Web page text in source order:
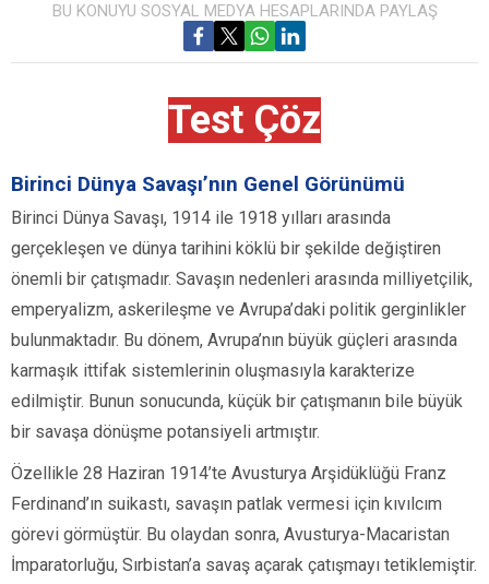
BU KONUYU SOSYAL MEDYA HESAPLARINDA PAYLAŞ
Test Çöz
Birinci Dünya Savaşı’nın Genel Görünümü
Birinci Dünya Savaşı, 1914 ile 1918 yılları arasında
gerçekleşen ve dünya tarihini köklü bir şekilde değiştiren
önemli bir çatışmadır. Savaşın nedenleri arasında milliyetçilik,
emperyalizm, askerileşme ve Avrupa’daki politik gerginlikler
bulunmaktadır. Bu dönem, Avrupa’nın büyük güçleri arasında
karmaşık ittifak sistemlerinin oluşmasıyla karakterize
edilmiştir. Bunun sonucunda, küçük bir çatışmanın bile büyük
bir savaşa dönüşme potansiyeli artmıştır.
Özellikle 28 Haziran 1914’te Avusturya Arşidüklüğü Franz
Ferdinand’ın suikastı, savaşın patlak vermesi için kıvılcım
görevi görmüştür. Bu olaydan sonra, Avusturya-Macaristan
İmparatorluğu, Sırbistan’a savaş açarak çatışmayı tetiklemiştir.